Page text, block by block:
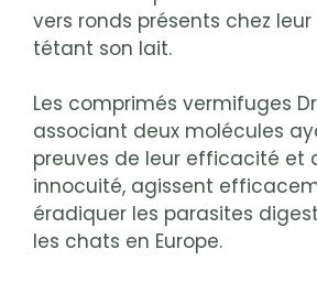
vers ronds présents chez
tétant son lait.
Les comprimés vermifuges
associant deux molécules
preuves de leur efficacité et
innocuité, agissent
éradiquer les parasites
les chats en Europe.